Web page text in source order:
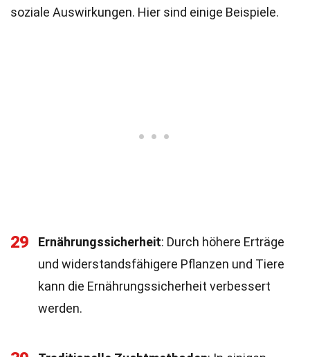
soziale Auswirkungen. Hier sind einige Beispiele.
29 Ernährungssicherheit: Durch höhere Erträge
und widerstandsfähigere Pflanzen und Tiere
kann die Ernährungssicherheit verbessert
werden.